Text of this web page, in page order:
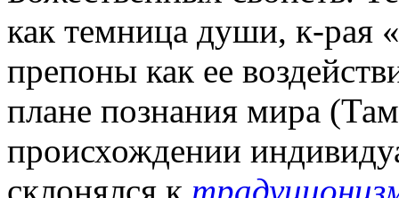
как темница души, к-рая
препоны как ее
плане познания мира
происхождении
склонялся к